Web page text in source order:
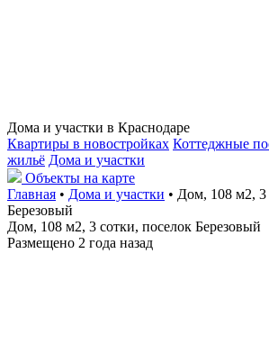
Дома и участки в Краснодаре
Квартиры в новостройках Коттеджные
жильё Дома и участки
Объекты на карте
Главная • Дома и участки • Дом, 108 м2, 3
Березовый
Дом, 108 м2, 3 сотки, поселок Березовый
Размещено 2 года назад